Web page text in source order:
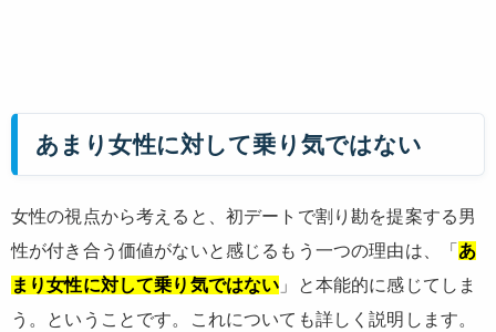
あまり女性に対して乗り気ではない
女性の視点から考えると、初デートで割り勘を提案する男
性が付き合う価値がないと感じるもう一つの理由は、「 あ
まり女性に対して乗り気ではない 」と本能的に感じてしま
う。ということです。これについても詳しく説明します。